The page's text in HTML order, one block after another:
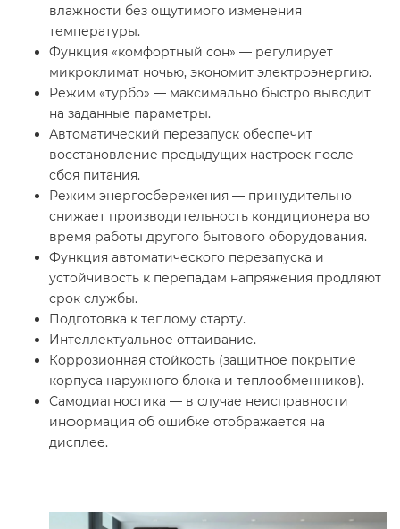
влажности без ощутимого изменения
температуры.
Функция «комфортный сон» — регулирует
микроклимат ночью, экономит электроэнергию.
Режим «турбо» — максимально быстро выводит
на заданные параметры.
Автоматический перезапуск обеспечит
восстановление предыдущих настроек после
сбоя питания.
Режим энергосбережения — принудительно
снижает производительность кондиционера во
время работы другого бытового оборудования.
Функция автоматического перезапуска и
устойчивость к перепадам напряжения продляют
срок службы.
Подготовка к теплому старту.
Интеллектуальное оттаивание.
Коррозионная стойкость (защитное покрытие
корпуса наружного блока и теплообменников).
Самодиагностика — в случае неисправности
информация об ошибке отображается на
дисплее.